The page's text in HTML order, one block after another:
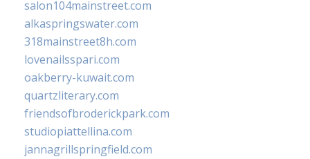
salon104mainstreet.com
alkaspringswater.com
318mainstreet8h.com
lovenailsspari.com
oakberry-kuwait.com
quartzliterary.com
friendsofbroderickpark.com
studiopiattellina.com
jannagrillspringfield.com